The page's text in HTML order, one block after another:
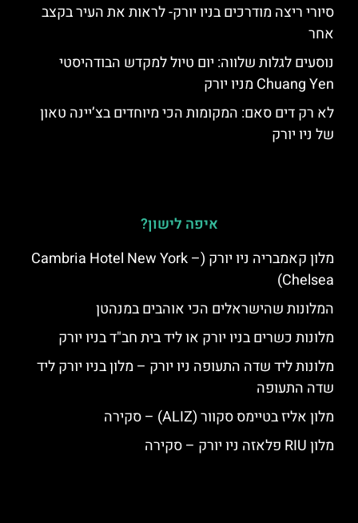
סיורי ריצה מודרכים בניו יורק- לראות את העיר בקצב
אחר
נוסעים לגלות שלווה: יום טיול למקדש הבודהיסטי
Chuang Yen מניו יורק
לא רק דים סאם: המקומות הכי מיוחדים בצ’יינה טאון
של ניו יורק
איפה לישון?
מלון קאמבריה ניו יורק (Cambria Hotel New York –
Chelsea)
המלונות שהישראלים הכי אוהבים במנהטן
מלונות כשרים בניו יורק או ליד בית חב"ד בניו יורק
מלונות ליד שדה התעופה ניו יורק – מלון בניו יורק ליד
שדה התעופה
מלון אליז בטיימס סקוור (ALIZ) – סקירה
מלון RIU פלאזה ניו יורק – סקירה